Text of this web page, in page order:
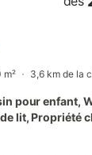
m² 3,6 km de la
pour enfant,
lit, Propriété